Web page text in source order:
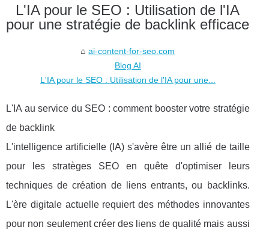
L'IA pour le SEO : Utilisation de l'IA
pour une stratégie de backlink efficace
ai-content-for-seo.com
Blog AI
L'IA pour le SEO : Utilisation de l'IA pour une...
L'IA au service du SEO : comment booster votre stratégie
de backlink
L'intelligence artificielle (IA) s'avère être un allié de taille
pour les stratèges SEO en quête d'optimiser leurs
techniques de création de liens entrants, ou backlinks.
L'ère digitale actuelle requiert des méthodes innovantes
pour non seulement créer des liens de qualité mais aussi